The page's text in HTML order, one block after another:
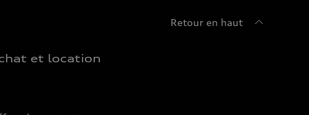
Retour en haut
et location